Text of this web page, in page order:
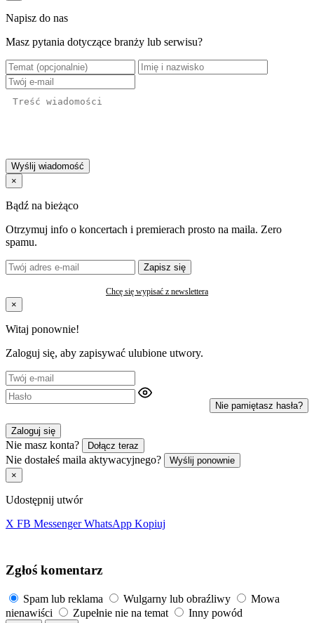
Napisz do nas
Masz pytania dotyczące branży lub serwisu?
Wyślij wiadomość
×
Bądź na bieżąco
Otrzymuj info o koncertach i premierach prosto na maila. Zero
spamu.
Zapisz się
Chcę się wypisać z newslettera
×
Witaj ponownie!
Zaloguj się, aby zapisywać ulubione utwory.
Nie pamiętasz hasła?
Zaloguj się
Nie masz konta? Dołącz teraz
Nie dostałeś maila aktywacyjnego?
Wyślij ponownie
×
Udostępnij utwór
X FB Messenger WhatsApp Kopiuj
Zgłoś komentarz
Spam lub reklama Wulgarny lub obraźliwy
Mowa
nienawiści
Zupełnie nie na temat Inny powód